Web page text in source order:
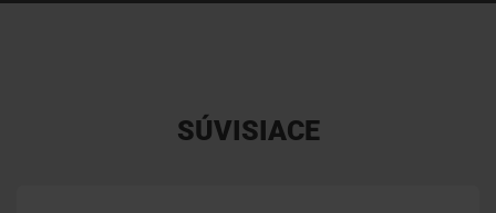
SÚVISIACE